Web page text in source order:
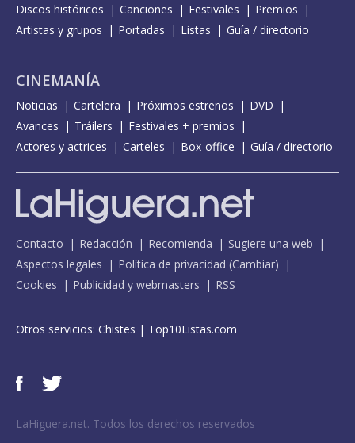
Discos históricos
Canciones Festivales
Premios
Artistas y grupos
Portadas Listas Guía / directorio
CINEMANÍA
Noticias Cartelera Próximos estrenos
DVD
Avances
Tráilers
Festivales + premios
Actores y actrices
Carteles Box-office Guía / directorio
Contacto Redacción Recomienda
Sugiere una web
Aspectos legales
Política de privacidad (Cambiar)
Cookies
Publicidad y webmasters RSS
Otros servicios: Chistes | Top10Listas.com
LaHiguera.net. Todos los derechos reservados